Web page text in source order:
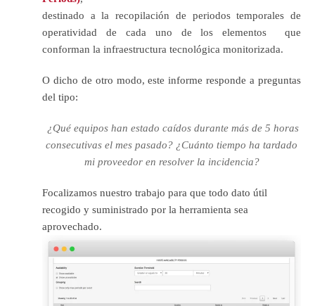
destinado a la recopilación de periodos temporales de
operatividad de cada uno de los elementos que
conforman la infraestructura tecnológica monitorizada.
O dicho de otro modo, este informe responde a preguntas
del tipo:
¿Qué equipos han estado caídos durante más de 5 horas
consecutivas el mes pasado? ¿Cuánto tiempo ha tardado
mi proveedor en resolver la incidencia?
Focalizamos nuestro trabajo para que todo dato útil
recogido y suministrado por la herramienta sea
aprovechado.